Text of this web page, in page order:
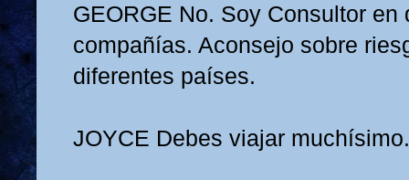
GEORGE No. Soy Consultor en
compañías. Aconsejo sobre
diferentes países.
JOYCE Debes viajar muchísimo.